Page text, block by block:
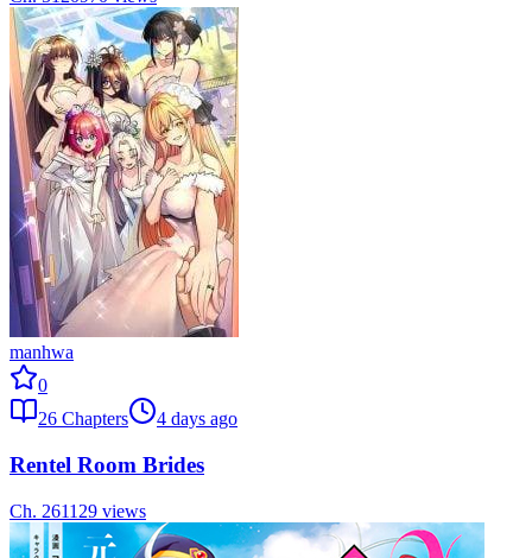
manhwa
0
26 Chapters 4 days ago
Rentel Room Brides
Ch. 261129 views